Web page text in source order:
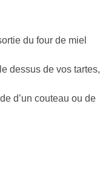
du four de miel
dessus de vos tartes,
d’un couteau ou de